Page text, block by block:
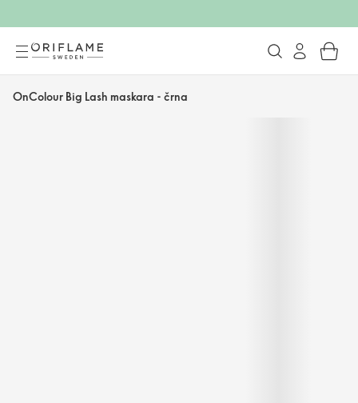
OnColour Big Lash maskara - črna